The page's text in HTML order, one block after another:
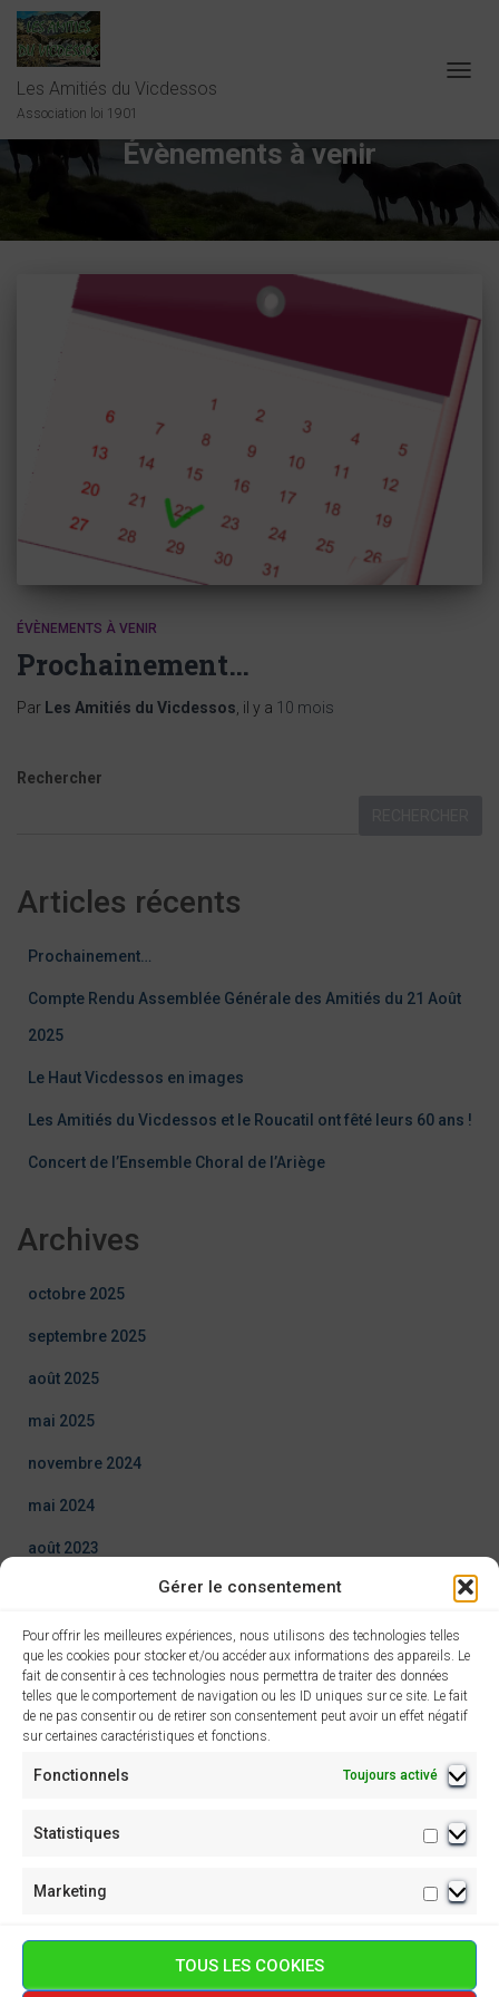
Gérer le consentement
Pour offrir les meilleures expériences, nous utilisons des technologies telles
que les cookies pour stocker et/ou accéder aux informations des appareils. Le
fait de consentir à ces technologies nous permettra de traiter des données
telles que le comportement de navigation ou les ID uniques sur ce site. Le fait
de ne pas consentir ou de retirer son consentement peut avoir un effet négatif
sur certaines caractéristiques et fonctions.
Fonctionnels Toujours activé
Statistiques
Marketing
TOUS LES COOKIES
Les Amitiés du Vicdessos
Association loi 1901
Évènements à venir
ÉVÈNEMENTS À VENIR
Prochainement…
Par Les Amitiés du Vicdessos , il y a 10 mois
Rechercher
Articles récents
Prochainement…
Compte Rendu Assemblée Générale des Amitiés du 21 Août
2025
Le Haut Vicdessos en images
Les Amitiés du Vicdessos et le Roucatil ont fêté leurs 60 ans !
Concert de l’Ensemble Choral de l’Ariège
Archives
octobre 2025
septembre 2025
août 2025
mai 2025
novembre 2024
mai 2024
août 2023
Articles par catégories
Assemblées Générales
Concerts passés